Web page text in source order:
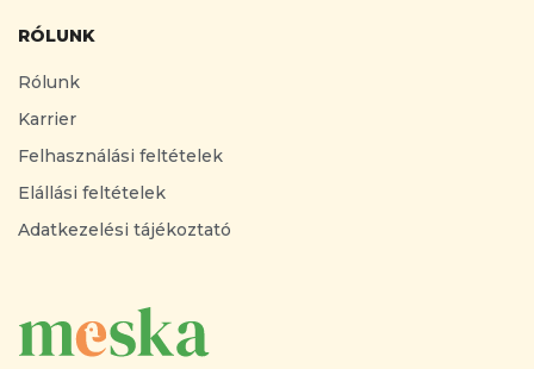
RÓLUNK
Rólunk
Karrier
Felhasználási feltételek
Elállási feltételek
Adatkezelési tájékoztató